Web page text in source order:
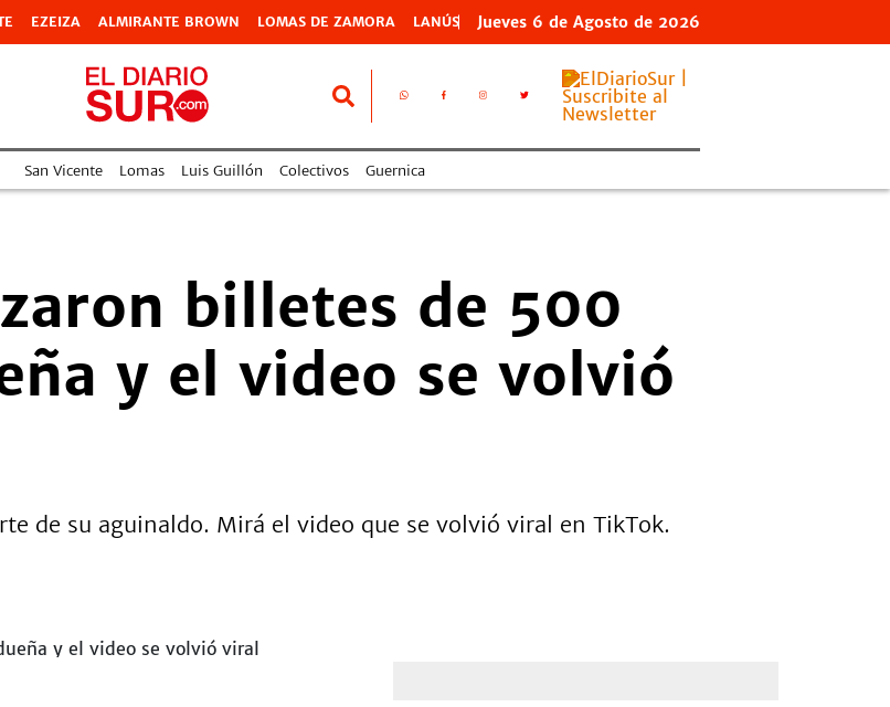
EZEIZA ALMIRANTE BROWN LOMAS DE ZAMORA LANÚS Jueves 6 de Agosto de 2026
San Vicente Lomas Luis Guillón Colectivos Guernica
billetes de 500
y el video se volvió
de su aguinaldo. Mirá el video que se volvió viral en TikTok.